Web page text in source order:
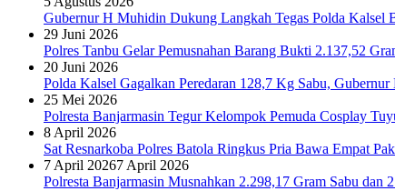
Gubernur H Muhidin Dukung Langkah Tegas Polda Kalsel
29 Juni 2026
Polres Tanbu Gelar Pemusnahan Barang Bukti 2.137,52
20 Juni 2026
Polda Kalsel Gagalkan Peredaran 128,7 Kg Sabu,
25 Mei 2026
Polresta Banjarmasin Tegur Kelompok Pemuda Cosplay
8 April 2026
Sat Resnarkoba Polres Batola Ringkus Pria Bawa Empat
7 April 20267 April 2026
Polresta Banjarmasin Musnahkan 2.298,17 Gram Sabu dan